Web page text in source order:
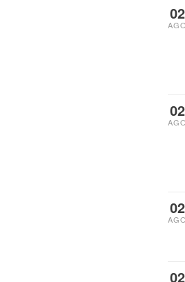
02
AGO
02
AGO
02
AGO
02